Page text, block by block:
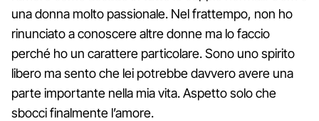
una donna molto passionale. Nel frattempo, non ho
rinunciato a conoscere altre donne ma lo faccio
perché ho un carattere particolare. Sono uno spirito
libero ma sento che lei potrebbe davvero avere una
parte importante nella mia vita. Aspetto solo che
sbocci finalmente l’amore.